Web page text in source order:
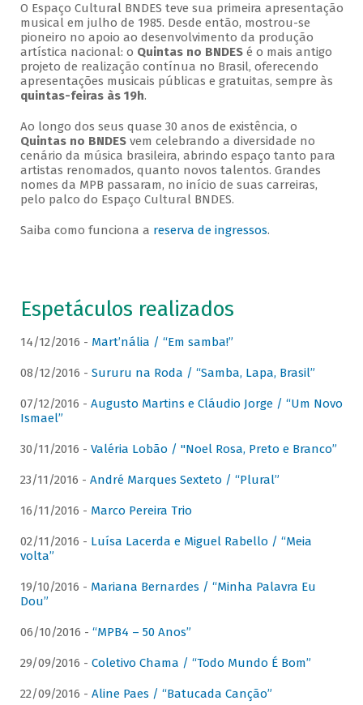
O Espaço Cultural BNDES teve sua primeira apresentação
musical em julho de 1985. Desde então, mostrou-se
pioneiro no apoio ao desenvolvimento da produção
artística nacional: o Quintas no BNDESé o mais antigo
projeto de realização contínua no Brasil, oferecendo
apresentações musicais públicas e gratuitas, sempre às
quintas-feiras às 19h.
Ao longo dos seus quase 30 anos de existência, o
Quintas no BNDESvem celebrando a diversidade no
cenário da música brasileira, abrindo espaço tanto para
artistas renomados, quanto novos talentos. Grandes
nomes da MPB passaram, no início de suas carreiras,
pelo palco do Espaço Cultural BNDES.
Saiba como funciona a reserva de ingressos.
Espetáculos realizados
14/12/2016 - Mart’nália / “Em samba!”
08/12/2016 - Sururu na Roda / “Samba, Lapa, Brasil”
07/12/2016 - Augusto Martins e Cláudio Jorge / “Um Novo
Ismael”
30/11/2016 - Valéria Lobão / "Noel Rosa, Preto e Branco”
23/11/2016 - André Marques Sexteto / “Plural”
16/11/2016 - Marco Pereira Trio
02/11/2016 - Luísa Lacerda e Miguel Rabello / “Meia
volta”
19/10/2016 - Mariana Bernardes / “Minha Palavra Eu
Dou”
06/10/2016 - “MPB4 – 50 Anos”
29/09/2016 - Coletivo Chama / “Todo Mundo É Bom”
22/09/2016 - Aline Paes / “Batucada Canção”